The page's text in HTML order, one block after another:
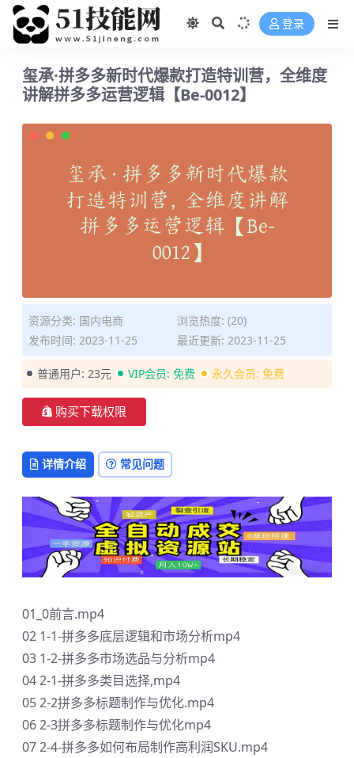
登录
玺承·拼多多新时代爆款打造特训营，全维度
讲解拼多多运营逻辑【Be-0012】
资源分类: 国内电商
浏览热度: (20)
发布时间: 2023-11-25
最近更新: 2023-11-25
普通用户: 23元 VIP会员: 免费 永久会员: 免费
购买下载权限
详情介绍 常见问题
01_0前言.mp4
02 1-1-拼多多底层逻辑和市场分析mp4
03 1-2-拼多多市场选品与分析mp4
04 2-1-拼多多类目选择,mp4
05 2-2拼多多标题制作与优化.mp4
06 2-3拼多多标题制作与优化mp4
07 2-4-拼多多如何布局制作高利润SKU.mp4